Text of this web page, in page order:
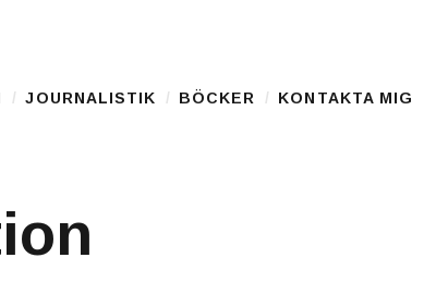
JOURNALISTIK BÖCKER KONTAKTA MIG